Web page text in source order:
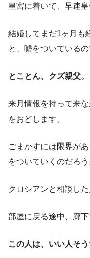
皇宮に着いて、早速
結婚してまだ1ヶ月も
と、嘘をついている
とことん、クズ親父。
来月情報を持って来
をおどします。
ごまかすには限界が
をついていくのだろう
クロシアンと相談し
部屋に戻る途中、廊
この人は、いい人そう